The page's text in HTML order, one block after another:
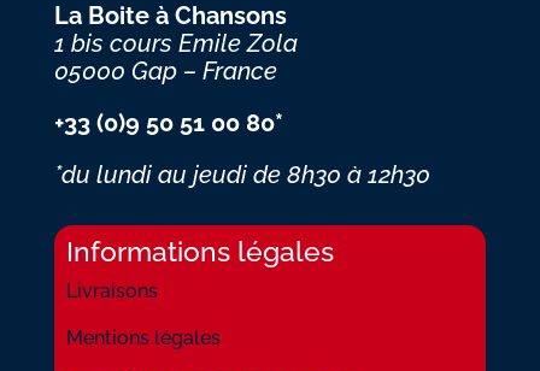
La Boite à Chansons
1 bis cours Emile Zola
05000 Gap – France
+33 (0)9 50 51 00 80*
*du lundi au jeudi de 8h30 à 12h30
Informations légales
Livraisons
Mentions légales